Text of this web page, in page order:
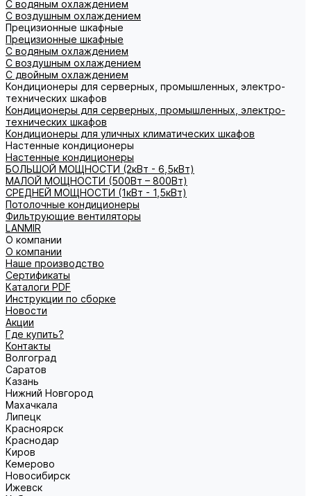
С водяным охлаждением
С воздушным охлаждением
Прецизионные шкафные
Прецизионные шкафные
С водяным охлаждением
С воздушным охлаждением
С двойным охлаждением
Кондиционеры для серверных, промышленных, электро-
технических шкафов
Кондиционеры для серверных, промышленных, электро-
технических шкафов
Кондиционеры для уличных климатических шкафов
Настенные кондиционеры
Настенные кондиционеры
БОЛЬШОЙ МОЩНОСТИ (2кВт - 6,5кВт)
МАЛОЙ МОЩНОСТИ (500Вт – 800Вт)
СРЕДНЕЙ МОЩНОСТИ (1кВт - 1,5кВт)
Потолочные кондиционеры
Фильтрующие вентиляторы
LANMIR
О компании
О компании
Наше производство
Сертификаты
Каталоги PDF
Инструкции по сборке
Новости
Акции
Где купить?
Контакты
Волгоград
Саратов
Казань
Нижний Новгород
Махачкала
Липецк
Красноярск
Краснодар
Киров
Кемерово
Новосибирск
Ижевск